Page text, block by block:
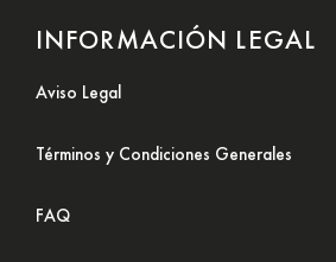
INFORMACIÓN LEGAL
Aviso Legal
Términos y Condiciones Generales
FAQ